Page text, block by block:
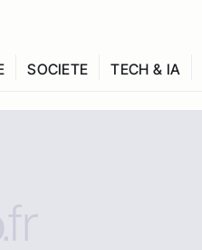
SOCIETE TECH & IA